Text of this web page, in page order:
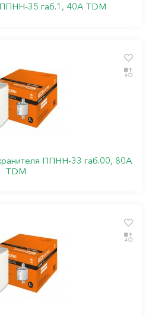
35 габ.1, 40А TDM
ППНН-33 габ.00, 80А
TDM